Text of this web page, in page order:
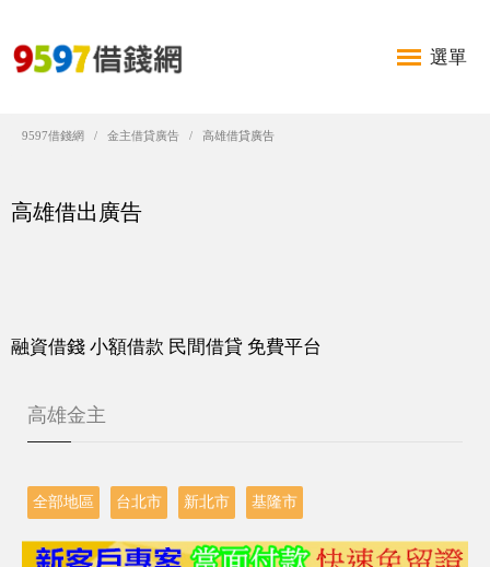
選單
9597借錢網 金主借貸廣告 高雄借貸廣告
高雄借出廣告
融資借錢 小額借款 民間借貸 免費平台
高雄金主
全部地區 台北市 新北市 基隆市